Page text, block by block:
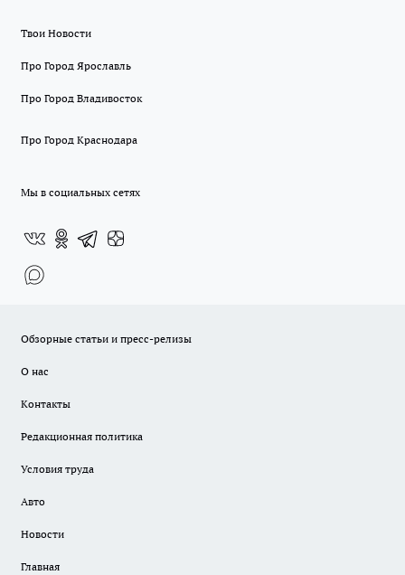
Твои Новости
Про Город Ярославль
Про Город Владивосток
Про Город Краснодара
Мы в социальных сетях
Обзорные статьи и пресс-релизы
О нас
Контакты
Редакционная политика
Условия труда
Авто
Новости
Главная